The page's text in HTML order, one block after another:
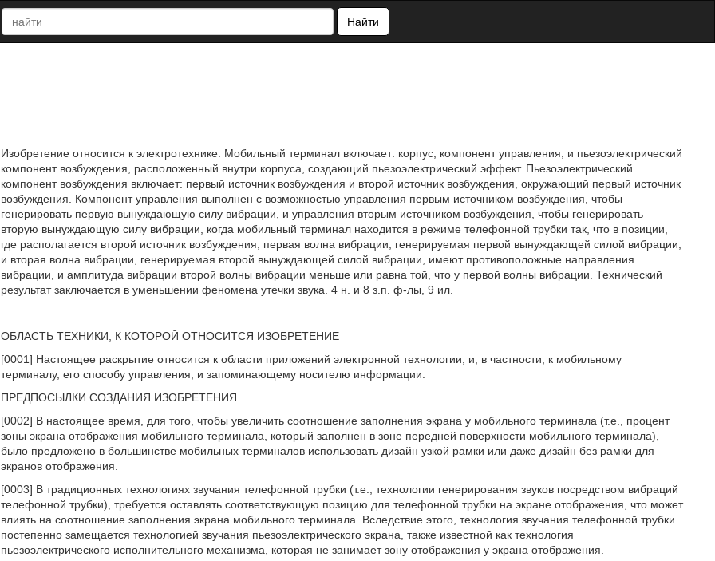
Найти
Изобретение относится к электротехнике. Мобильный терминал включает: корпус, компонент управления, и пьезоэлектрический
компонент возбуждения, расположенный внутри корпуса, создающий пьезоэлектрический эффект. Пьезоэлектрический
компонент возбуждения включает: первый источник возбуждения и второй источник возбуждения, окружающий первый источник
возбуждения. Компонент управления выполнен с возможностью управления первым источником возбуждения, чтобы
генерировать первую вынуждающую силу вибрации, и управления вторым источником возбуждения, чтобы генерировать
вторую вынуждающую силу вибрации, когда мобильный терминал находится в режиме телефонной трубки так, что в позиции,
где располагается второй источник возбуждения, первая волна вибрации, генерируемая первой вынуждающей силой вибрации,
и вторая волна вибрации, генерируемая второй вынуждающей силой вибрации, имеют противоположные направления
вибрации, и амплитуда вибрации второй волны вибрации меньше или равна той, что у первой волны вибрации. Технический
результат заключается в уменьшении феномена утечки звука. 4 н. и 8 з.п. ф-лы, 9 ил.
ОБЛАСТЬ ТЕХНИКИ, К КОТОРОЙ ОТНОСИТСЯ ИЗОБРЕТЕНИЕ
[0001] Настоящее раскрытие относится к области приложений электронной технологии, и, в частности, к мобильному
терминалу, его способу управления, и запоминающему носителю информации.
ПРЕДПОСЫЛКИ СОЗДАНИЯ ИЗОБРЕТЕНИЯ
[0002] В настоящее время, для того, чтобы увеличить соотношение заполнения экрана у мобильного терминала (т.е., процент
зоны экрана отображения мобильного терминала, который заполнен в зоне передней поверхности мобильного терминала),
было предложено в большинстве мобильных терминалов использовать дизайн узкой рамки или даже дизайн без рамки для
экранов отображения.
[0003] В традиционных технологиях звучания телефонной трубки (т.е., технологии генерирования звуков посредством вибраций
телефонной трубки), требуется оставлять соответствующую позицию для телефонной трубки на экране отображения, что может
влиять на соотношение заполнения экрана мобильного терминала. Вследствие этого, технология звучания телефонной трубки
постепенно замещается технологией звучания пьезоэлектрического экрана, также известной как технология
пьезоэлектрического исполнительного механизма, которая не занимает зону отображения у экрана отображения.